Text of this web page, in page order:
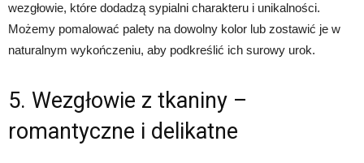
wezgłowie, które dodadzą sypialni charakteru i unikalności.
Możemy pomalować palety na dowolny kolor lub zostawić je w
naturalnym wykończeniu, aby podkreślić ich surowy urok.
5. Wezgłowie z tkaniny –
romantyczne i delikatne